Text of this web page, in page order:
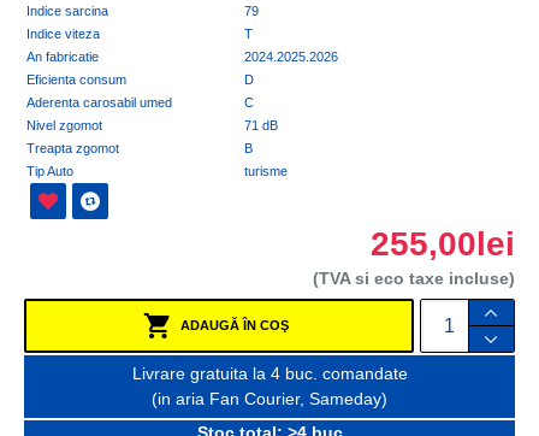
Indice sarcina
79
Indice viteza
T
An fabricatie
2024.2025.2026
Eficienta consum
D
Aderenta carosabil umed
C
Nivel zgomot
71 dB
Treapta zgomot
B
Tip Auto
turisme
255,00lei
(TVA si eco taxe incluse)
ADAUGĂ ÎN COŞ
Livrare gratuita la 4 buc. comandate
(in aria Fan Courier, Sameday)